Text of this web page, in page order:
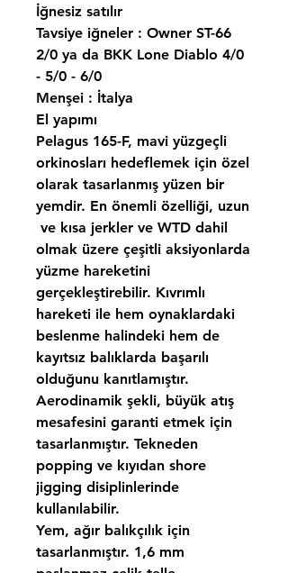
İğnesiz satılır
Tavsiye iğneler : Owner ST-66
2/0 ya da BKK Lone Diablo 4/0
- 5/0 - 6/0
Menşei : İtalya
El yapımı
Pelagus 165-F, mavi yüzgeçli
orkinosları hedeflemek için özel
olarak tasarlanmış yüzen bir
yemdir. En önemli özelliği, uzun
ve kısa jerkler ve WTD dahil
olmak üzere çeşitli aksiyonlarda
yüzme hareketini
gerçekleştirebilir. Kıvrımlı
hareketi ile hem oynaklardaki
beslenme halindeki hem de
kayıtsız balıklarda başarılı
olduğunu kanıtlamıştır.
Aerodinamik şekli, büyük atış
mesafesini garanti etmek için
tasarlanmıştır. Tekneden
popping ve kıyıdan shore
jigging disiplinlerinde
kullanılabilir.
Yem, ağır balıkçılık için
tasarlanmıştır. 1,6 mm